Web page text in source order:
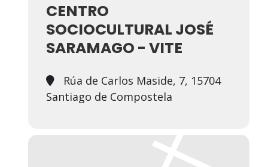
CENTRO
SOCIOCULTURAL JOSÉ
SARAMAGO - VITE
Rúa de Carlos Maside, 7, 15704
Santiago de Compostela